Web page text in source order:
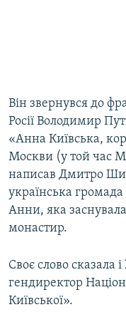
Він звернувся до
Росії Володимир
«Анна Київська,
Москви (у той час
написав Дмитро
українська
Анни, яка
монастир.
Своє слово сказала і
гендиректор
Київської».